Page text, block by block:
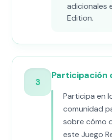
adicionales
Edition.
3
Participación
Participa en
comunidad
sobre cómo
este Juego